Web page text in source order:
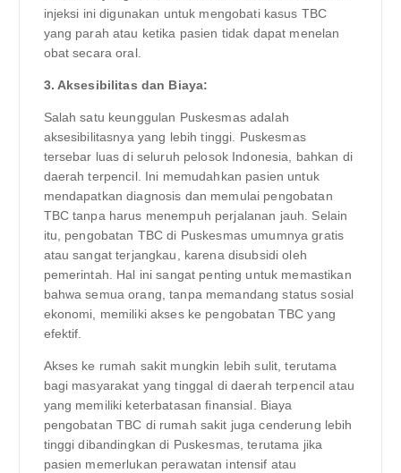
injeksi ini digunakan untuk mengobati kasus TBC
yang parah atau ketika pasien tidak dapat menelan
obat secara oral.
3. Aksesibilitas dan Biaya:
Salah satu keunggulan Puskesmas adalah
aksesibilitasnya yang lebih tinggi. Puskesmas
tersebar luas di seluruh pelosok Indonesia, bahkan di
daerah terpencil. Ini memudahkan pasien untuk
mendapatkan diagnosis dan memulai pengobatan
TBC tanpa harus menempuh perjalanan jauh. Selain
itu, pengobatan TBC di Puskesmas umumnya gratis
atau sangat terjangkau, karena disubsidi oleh
pemerintah. Hal ini sangat penting untuk memastikan
bahwa semua orang, tanpa memandang status sosial
ekonomi, memiliki akses ke pengobatan TBC yang
efektif.
Akses ke rumah sakit mungkin lebih sulit, terutama
bagi masyarakat yang tinggal di daerah terpencil atau
yang memiliki keterbatasan finansial. Biaya
pengobatan TBC di rumah sakit juga cenderung lebih
tinggi dibandingkan di Puskesmas, terutama jika
pasien memerlukan perawatan intensif atau